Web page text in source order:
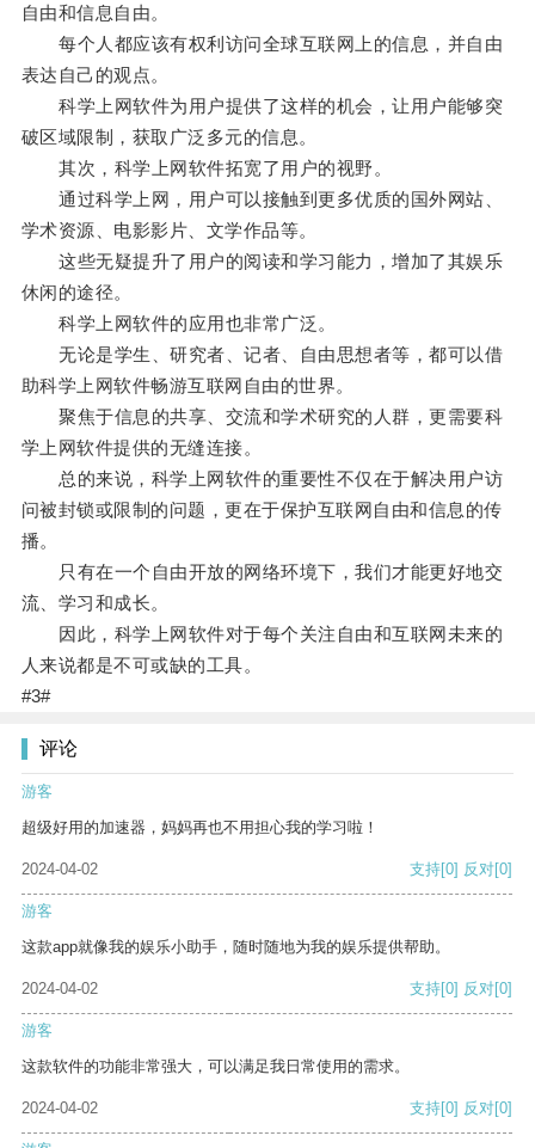
自由和信息自由。
每个人都应该有权利访问全球互联网上的信息，并自由
表达自己的观点。
科学上网软件为用户提供了这样的机会，让用户能够突
破区域限制，获取广泛多元的信息。
其次，科学上网软件拓宽了用户的视野。
通过科学上网，用户可以接触到更多优质的国外网站、
学术资源、电影影片、文学作品等。
这些无疑提升了用户的阅读和学习能力，增加了其娱乐
休闲的途径。
科学上网软件的应用也非常广泛。
无论是学生、研究者、记者、自由思想者等，都可以借
助科学上网软件畅游互联网自由的世界。
聚焦于信息的共享、交流和学术研究的人群，更需要科
学上网软件提供的无缝连接。
总的来说，科学上网软件的重要性不仅在于解决用户访
问被封锁或限制的问题，更在于保护互联网自由和信息的传
播。
只有在一个自由开放的网络环境下，我们才能更好地交
流、学习和成长。
因此，科学上网软件对于每个关注自由和互联网未来的
人来说都是不可或缺的工具。
#3#
评论
游客
超级好用的加速器，妈妈再也不用担心我的学习啦！
2024-04-02 支持[0] 反对[0]
游客
这款app就像我的娱乐小助手，随时随地为我的娱乐提供帮助。
2024-04-02 支持[0] 反对[0]
游客
这款软件的功能非常强大，可以满足我日常使用的需求。
2024-04-02 支持[0] 反对[0]